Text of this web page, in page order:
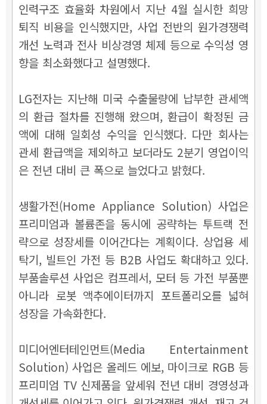
인력구조 효율화 차원에서 지난 4월 실시한 희망
퇴직 비용을 인식했지만, 사업 전반의 원가경쟁력
개선 노력과 전사 비상경영 체제 등으로 수익성 영
향을 최소화했다고 설명했다.
LG전자는 지난해 미국 수출물량에 납부한 관세액
의 환급 절차를 진행해 왔으며, 환급이 확정된 금
액에 대해 일회성 수익을 인식했다. 다만 회사는
관세 환급액을 제외하고 보더라도 2분기 영업이익
은 전년 대비 큰 폭으로 늘었다고 밝혔다.
생활가전(Home Appliance Solution) 사업은
프리미엄과 볼륨존을 동시에 공략하는 투트랙 전
략으로 성장세를 이어간다는 계획이다. 상업용 세
탁기, 빌트인 가전 등 B2B 사업도 확대하고 있다.
부품솔루션 사업은 컴프레서, 모터 등 가전 부품뿐
아니라 로봇 액추에이터까지 포트폴리오를 넓혀
성장을 가속화한다.
미디어엔터테인먼트(Media Entertainment
Solution) 사업은 올레드 에보, 마이크로 RGB 등
프리미엄 TV 신제품을 앞세워 전년 대비 경영성과